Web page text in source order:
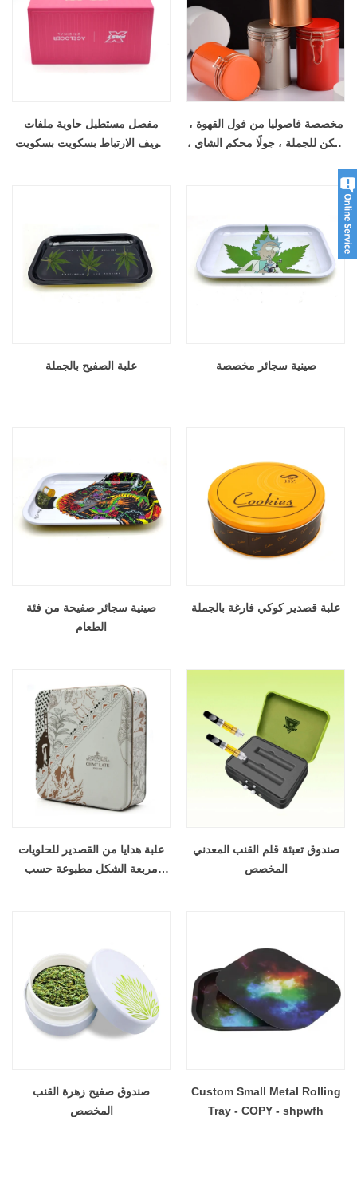
مفصل مستطيل حاوية ملفات
تعريف الارتباط بسكويت بسكويت
مخصصة فاصوليا من فول القهوة ،
يمكن للجملة ، جولًا محكم الشاي ،
علبة الصفيح بالجملة صينية سجائر مخصصة
صينية سجائر صفيحة من فئة
الطعام
علبة قصدير كوكي فارغة بالجملة
علبة هدايا من القصدير للحلويات
مربعة الشكل مطبوعة حسب
صندوق تعبئة قلم القنب المعدني
المخصص
صندوق صفيح زهرة القنب
المخصص
Custom Small Metal Rolling
Tray - COPY - shpwfh